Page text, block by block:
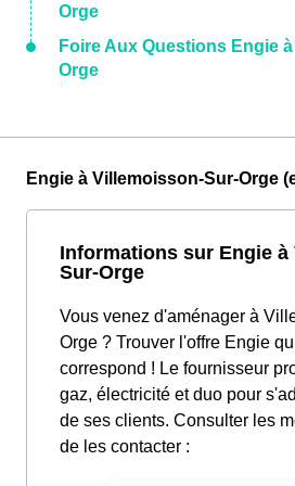
Orge
Foire Aux Questions Engie
Orge
Engie à Villemoisson-Sur-Orge
Informations sur Engie
Sur-Orge
Vous venez d'aménager à
Orge ? Trouver l'offre Engie
correspond ! Le fournisseur
gaz, électricité et duo pour
de ses clients. Consulter les
de les contacter :